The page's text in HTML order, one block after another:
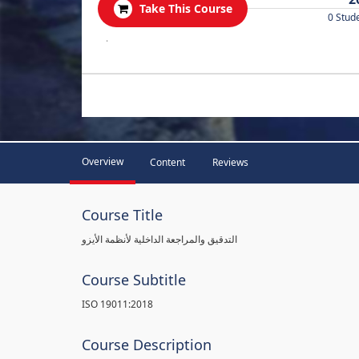
Take This Course
0
.
Overview Content Reviews
Course Title
التدقيق والمراجعة الداخلية لأنظمة الأيزو
Course Subtitle
ISO 19011:2018
Course Description